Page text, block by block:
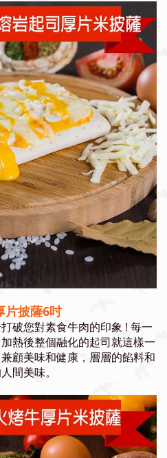
片披薩6吋
破您對素食牛肉的印象 ! 每一
熱後整個融化的起司就這樣一
顧美味和健康，層層的餡料和
間美味。